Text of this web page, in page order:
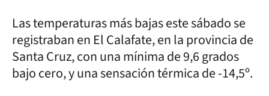
Las temperaturas más bajas este sábado se
registraban en El Calafate, en la provincia de
Santa Cruz, con una mínima de 9,6 grados
bajo cero, y una sensación térmica de -14,5º.